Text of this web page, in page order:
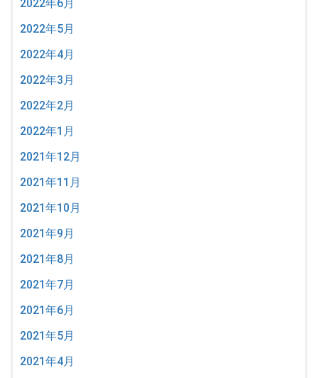
2022年6月
2022年5月
2022年4月
2022年3月
2022年2月
2022年1月
2021年12月
2021年11月
2021年10月
2021年9月
2021年8月
2021年7月
2021年6月
2021年5月
2021年4月